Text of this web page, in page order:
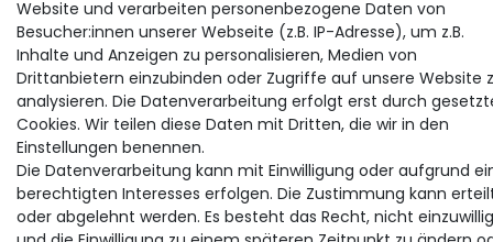
alle Preise inkl. gesetzlicher MwSt. | zzgl. Versandkosten
Die durchgestrichenen Preise entsprechen dem bisherigen Preis bei
Thielemann.
Website und verarbeiten personenbezogene Daten von
Besucher:innen unserer Webseite (z.B. IP-Adresse), um z.B.
Inhalte und Anzeigen zu personalisieren, Medien von
Drittanbietern einzubinden oder Zugriffe auf unsere Website
analysieren. Die Datenverarbeitung erfolgt erst durch
Cookies. Wir teilen diese Daten mit Dritten, die wir in den
Einstellungen benennen.
Die Datenverarbeitung kann mit Einwilligung oder aufgrund
berechtigten Interesses erfolgen. Die Zustimmung kann
oder abgelehnt werden. Es besteht das Recht, nicht